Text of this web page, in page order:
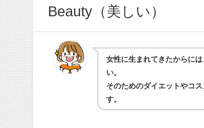
Beauty（美しい）
女性に生まれてきたからに
い。
そのためのダイエットやコ
す。